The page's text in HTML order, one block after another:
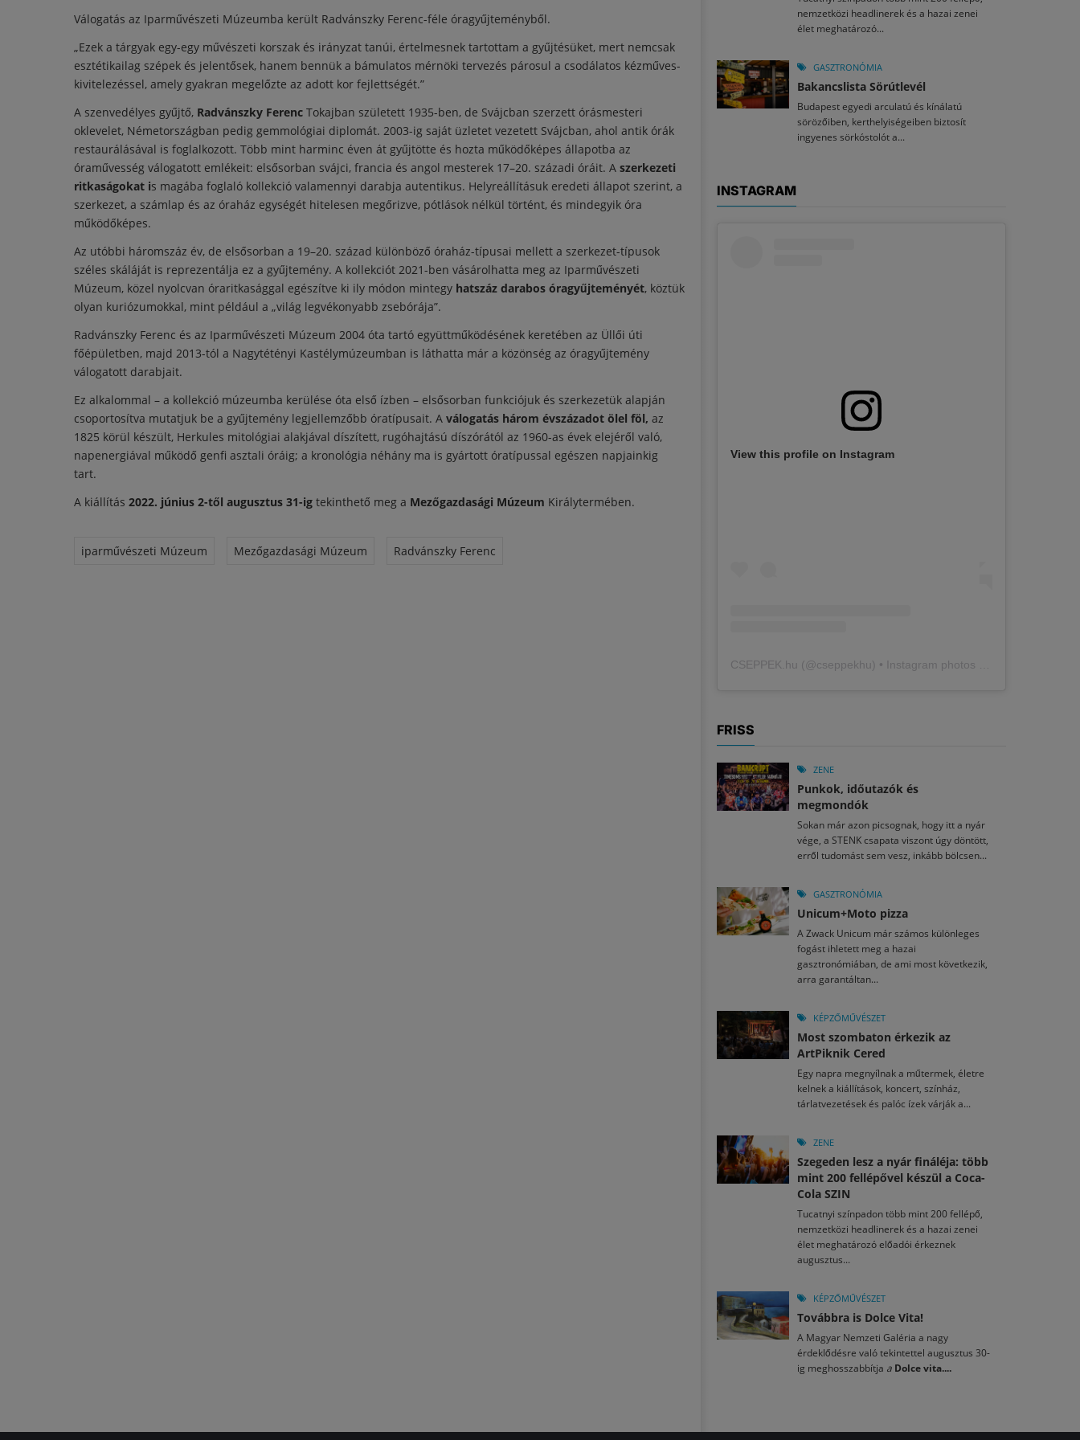
Válogatás az Iparművészeti Múzeumba került Radvánszky Ferenc-féle óragyűjteményből.
„Ezek a tárgyak egy-egy művészeti korszak és irányzat tanúi, értelmesnek tartottam a gyűjtésüket, mert nemcsak
esztétikailag szépek és jelentősek, hanem bennük a bámulatos mérnöki tervezés párosul a csodálatos kézműves-
kivitelezéssel, amely gyakran megelőzte az adott kor fejlettségét.”
A szenvedélyes gyűjtő, Radvánszky Ferenc Tokajban született 1935-ben, de Svájcban szerzett órásmesteri
oklevelet, Németországban pedig gemmológiai diplomát. 2003-ig saját üzletet vezetett Svájcban, ahol antik órák
restaurálásával is foglalkozott. Több mint harminc éven át gyűjtötte és hozta működőképes állapotba az
óraművesség válogatott emlékeit: elsősorban svájci, francia és angol mesterek 17–20. századi óráit. A szerkezeti
ritkaságokat is magába foglaló kollekció valamennyi darabja autentikus. Helyreállításuk eredeti állapot szerint, a
szerkezet, a számlap és az óraház egységét hitelesen megőrizve, pótlások nélkül történt, és mindegyik óra
működőképes.
Az utóbbi háromszáz év, de elsősorban a 19–20. század különböző óraház-típusai mellett a szerkezet-típusok
széles skáláját is reprezentálja ez a gyűjtemény. A kollekciót 2021-ben vásárolhatta meg az Iparművészeti
Múzeum, közel nyolcvan óraritkasággal egészítve ki ily módon mintegy hatszáz darabos óragyűjteményét, köztük
olyan kuriózumokkal, mint például a „világ legvékonyabb zsebórája”.
Radvánszky Ferenc és az Iparművészeti Múzeum 2004 óta tartó együttműködésének keretében az Üllői úti
főépületben, majd 2013-tól a Nagytétényi Kastélymúzeumban is láthatta már a közönség az óragyűjtemény
válogatott darabjait.
Ez alkalommal – a kollekció múzeumba kerülése óta első ízben – elsősorban funkciójuk és szerkezetük alapján
csoportosítva mutatjuk be a gyűjtemény legjellemzőbb óratípusait. A válogatás három évszázadot ölel föl, az
1825 körül készült, Herkules mitológiai alakjával díszített, rugóhajtású díszórától az 1960-as évek elejéről való,
napenergiával működő genfi asztali óráig; a kronológia néhány ma is gyártott óratípussal egészen napjainkig
tart.
A kiállítás 2022. június 2-től augusztus 31-ig tekinthető meg a Mezőgazdasági Múzeum Királytermében.
iparművészeti Múzeum Mezőgazdasági Múzeum Radvánszky Ferenc
nemzetközi headlinerek és a hazai zenei
élet meghatározó...
GASZTRONÓMIA
Bakancslista Sörútlevél
Budapest egyedi arculatú és kínálatú
sörözőiben, kerthelyiségeiben biztosít
ingyenes sörkóstolót a...
INSTAGRAM
View this profile on Instagram
CSEPPEK.hu (@cseppekhu ) • Instagram photos and videos
FRISS
ZENE
Punkok, időutazók és
megmondók
Sokan már azon picsognak, hogy itt a nyár
vége, a STENK csapata viszont úgy döntött,
erről tudomást sem vesz, inkább bölcsen...
GASZTRONÓMIA
Unicum+Moto pizza
A Zwack Unicum már számos különleges
fogást ihletett meg a hazai
gasztronómiában, de ami most következik,
arra garantáltan...
KÉPZŐMŰVÉSZET
Most szombaton érkezik az
ArtPiknik Cered
Egy napra megnyílnak a műtermek, életre
kelnek a kiállítások, koncert, színház,
tárlatvezetések és palóc ízek várják a...
ZENE
Szegeden lesz a nyár fináléja: több
mint 200 fellépővel készül a Coca-
Cola SZIN
Tucatnyi színpadon több mint 200 fellépő,
nemzetközi headlinerek és a hazai zenei
élet meghatározó előadói érkeznek
augusztus...
KÉPZŐMŰVÉSZET
Továbbra is Dolce Vita!
A Magyar Nemzeti Galéria a nagy
érdeklődésre való tekintettel augusztus 30-
ig meghosszabbítja a Dolce vita....